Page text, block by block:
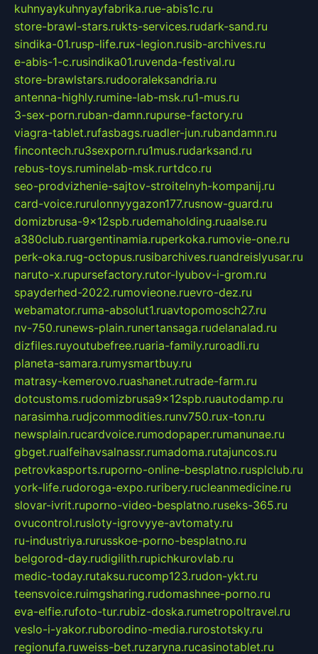
kuhnyaykuhnyayfabrika.rue-abis1c.ru
store-brawl-stars.rukts-services.rudark-sand.ru
sindika-01.rusp-life.rux-legion.rusib-archives.ru
e-abis-1-c.rusindika01.ruvenda-festival.ru
store-brawlstars.rudooraleksandria.ru
antenna-highly.rumine-lab-msk.ru1-mus.ru
3-sex-porn.ruban-damn.rupurse-factory.ru
viagra-tablet.rufasbags.ruadler-jun.rubandamn.ru
fincontech.ru3sexporn.ru1mus.rudarksand.ru
rebus-toys.ruminelab-msk.rurtdco.ru
seo-prodvizhenie-sajtov-stroitelnyh-kompanij.ru
card-voice.rurulonnyygazon177.rusnow-guard.ru
domizbrusa-9x12spb.rudemaholding.ruaalse.ru
a380club.ruargentinamia.ruperkoka.rumovie-one.ru
perk-oka.rug-octopus.rusibarchives.ruandreislyusar.ru
naruto-x.rupursefactory.rutor-lyubov-i-grom.ru
spayderhed-2022.rumovieone.ruevro-dez.ru
webamator.ruma-absolut1.ruavtopomosch27.ru
nv-750.runews-plain.runertansaga.rudelanalad.ru
dizfiles.ruyoutubefree.ruaria-family.ruroadli.ru
planeta-samara.rumysmartbuy.ru
matrasy-kemerovo.ruashanet.rutrade-farm.ru
dotcustoms.rudomizbrusa9x12spb.ruautodamp.ru
narasimha.rudjcommodities.runv750.rux-ton.ru
newsplain.rucardvoice.rumodopaper.rumanunae.ru
gbget.rualfeihavsalnassr.rumadoma.rutajuncos.ru
petrovkasports.ruporno-online-besplatno.rusplclub.ru
york-life.rudoroga-expo.ruribery.rucleanmedicine.ru
slovar-ivrit.ruporno-video-besplatno.ruseks-365.ru
ovucontrol.rusloty-igrovyye-avtomaty.ru
ru-industriya.rurusskoe-porno-besplatno.ru
belgorod-day.rudigilith.rupichkurovlab.ru
medic-today.rutaksu.rucomp123.rudon-ykt.ru
teensvoice.ruimgsharing.rudomashnee-porno.ru
eva-elfie.rufoto-tur.rubiz-doska.rumetropoltravel.ru
veslo-i-yakor.ruborodino-media.rurostotsky.ru
regionufa.ruweiss-bet.ruzaryna.rucasinotablet.ru